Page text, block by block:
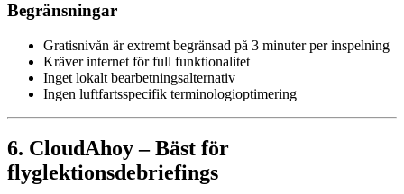
Begränsningar
Gratisnivån är extremt begränsad på 3 minuter per inspelning
Kräver internet för full funktionalitet
Inget lokalt bearbetningsalternativ
Ingen luftfartsspecifik terminologioptimering
6. CloudAhoy – Bäst för
flyglektionsdebriefings